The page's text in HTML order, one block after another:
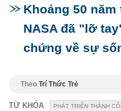
Khoảng 50
NASA đã "lỡ
chứng về sự
Theo Trí Thức Trẻ
TỪ KHÓA PHÁT TRIỂN THÀNH